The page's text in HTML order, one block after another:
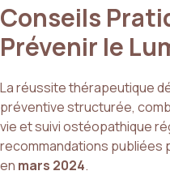
Conseils
Prévenir le
La réussite thérapeutique
préventive structurée,
vie et suivi ostéopathique
recommandations publiées
en mars 2024.